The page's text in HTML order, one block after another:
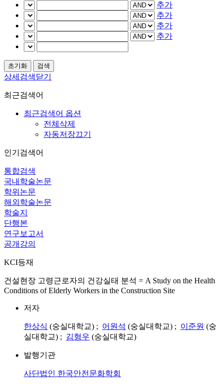
추가
추가
추가
추가
상세검색닫기
최근검색어
최근검색어 옵션
전체삭제
자동저장끄기
인기검색어
통합검색
국내학술논문
학위논문
해외학술논문
학술지
단행본
연구보고서
공개강의
KCI등재
건설현장 고령근로자의 건강실태 분석 = A Study on the Health
Conditions of Elderly Workers in the Construction Site
저자
한상식 (숭실대학교) ; 어원석 (숭실대학교) ; 이준원 (숭
실대학교) ; 김형우 (숭실대학교)
발행기관
사단법인 한국안전문화학회